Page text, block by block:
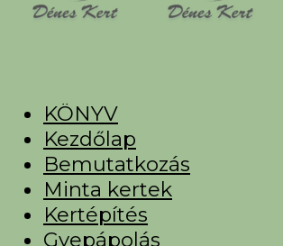
KÖNYV
Kezdőlap
Bemutatkozás
Minta kertek
Kertépítés
Gyepápolás